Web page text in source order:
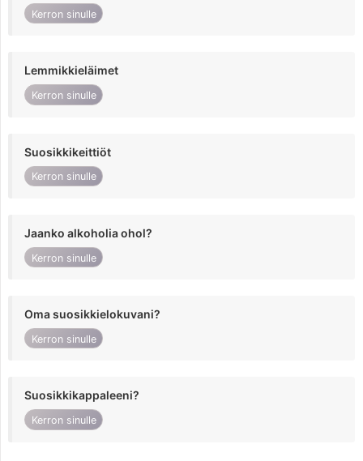
Kerron sinulle
Lemmikkieläimet
Kerron sinulle
Suosikkikeittiöt
Kerron sinulle
Jaanko alkoholia ohol?
Kerron sinulle
Oma suosikkielokuvani?
Kerron sinulle
Suosikkikappaleeni?
Kerron sinulle